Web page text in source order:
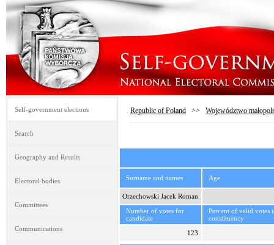
Self-government elections
Search
Geography and Results
Electoral bodies
Committees
Communications
Republic of Poland >> Województwo
Surname and names Age
Orzechowski Jacek Roman
Number of votes for
candidate
Percent of valid votes
constituency
123